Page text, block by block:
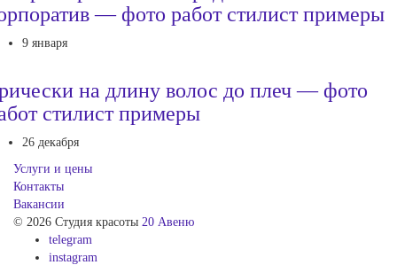
— фото работ стилист примеры
9 января
на длину волос до плеч — фото
стилист примеры
26 декабря
Услуги и цены
Контакты
Вакансии
© 2026 Студия красоты 20 Авеню
telegram
instagram